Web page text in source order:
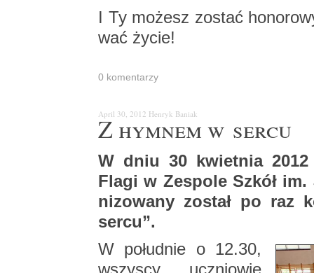
I Ty mo­żesz zo­stać
wać życie!
0 ko­men­ta­rzy
April 30, 2012 Hen­ryk Ba­niak
Z hym­nem w sercu
W dniu 30 kwiet­nia
Flagi w Ze­spo­le Szkół
ni­zo­wa­ny zo­stał po raz
sercu”.
W po­łu­dnie o 12.30,
wszy­scy ucznio­wie